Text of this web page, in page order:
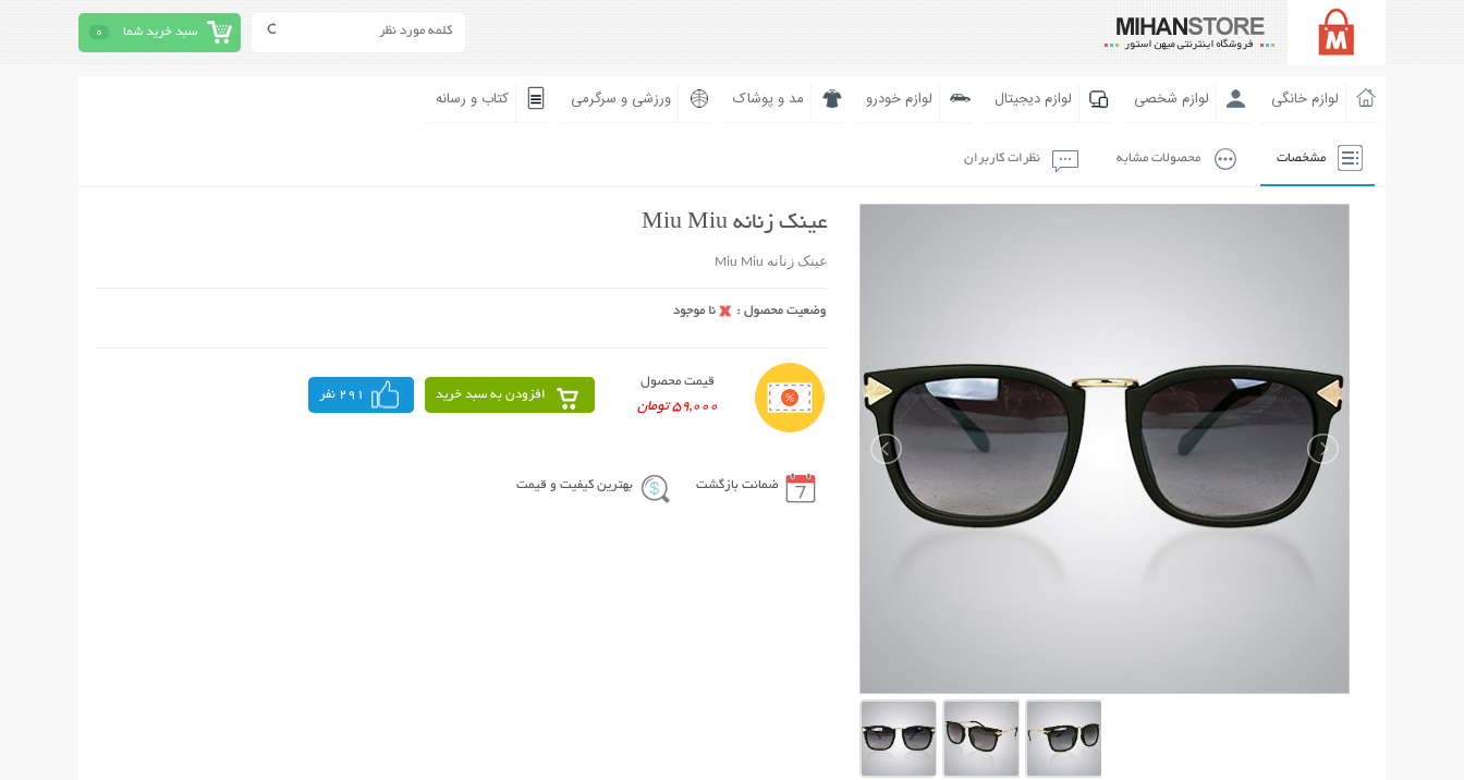
سبد خرید شما 0
لوازم خانگی لوازم شخصی لوازم دیجیتال لوازم خودرو مد و پوشاک ورزشی و سرگرمی کتاب و رسانه
مشخصات محصولات مشابه نظرات کاربران
عینک زنانه Miu Miu
عینک زنانه Miu Miu
قیمت محصول
59,000 تومان
افزودن به سبد خرید 291 نفر
ضمانت بازگشت بهترین کیفیت و قیمت